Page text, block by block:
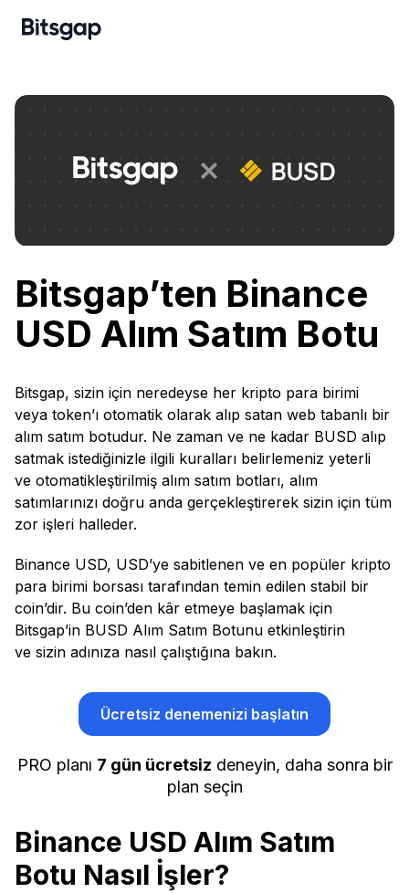
Bitsgap’ten Binance
USD Alım Satım Botu
Bitsgap, sizin için neredeyse her kripto para birimi
veya token’ı otomatik olarak alıp satan web tabanlı bir
alım satım botudur. Ne zaman ve ne kadar BUSD alıp
satmak istediğinizle ilgili kuralları belirlemeniz yeterli
ve otomatikleştirilmiş alım satım botları, alım
satımlarınızı doğru anda gerçekleştirerek sizin için tüm
zor işleri halleder.
Binance USD, USD’ye sabitlenen ve en popüler kripto
para birimi borsası tarafından temin edilen stabil bir
coin’dir. Bu coin’den kâr etmeye başlamak için
Bitsgap’in BUSD Alım Satım Botunu etkinleştirin
ve sizin adınıza nasıl çalıştığına bakın.
Ücretsiz denemenizi başlatın
PRO planı 7 gün ücretsiz deneyin, daha sonra bir
plan seçin
Binance USD Alım Satım
Botu Nasıl İşler?